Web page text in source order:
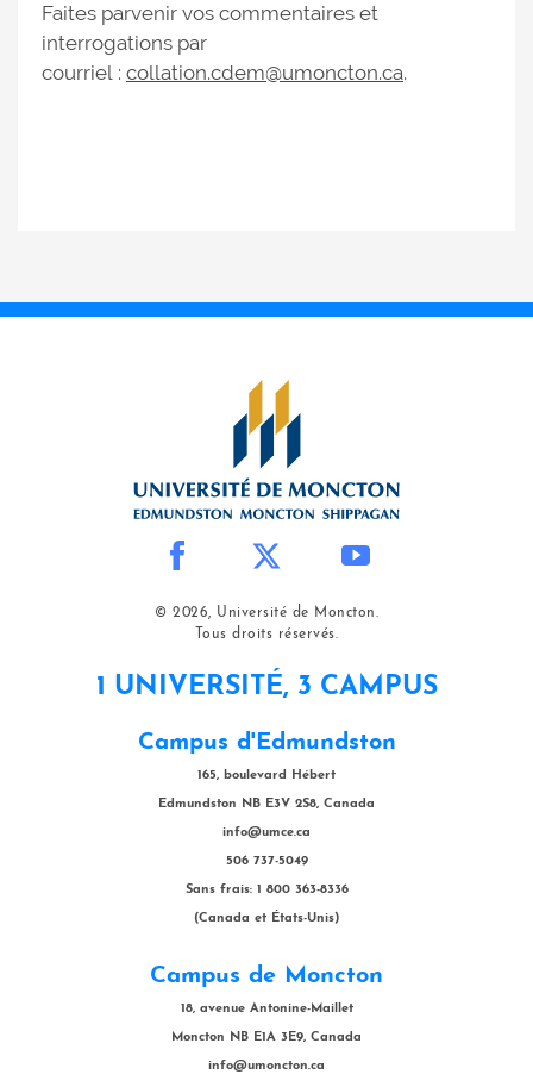
Faites parvenir vos commentaires et
interrogations par
courriel : collation.cdem@umoncton.ca.
© 2026, Université de Moncton.
Tous droits réservés.
1 UNIVERSITÉ, 3 CAMPUS
Campus d'Edmundston
165, boulevard Hébert
Edmundston NB E3V 2S8, Canada
info@umce.ca
506 737-5049
Sans frais: 1 800 363-8336
(Canada et États-Unis)
Campus de Moncton
18, avenue Antonine-Maillet
Moncton NB E1A 3E9, Canada
info@umoncton.ca